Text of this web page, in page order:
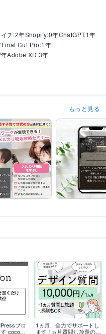
チ:2年Shopify:0年ChatGPT:1年
Final Cut Pro:1年
Adobe XD:3年
ッダー制作
もっと見る
ブロ
cocoon
1ヵ月、全力でサポートし
ます 1ヵ月質問し放題のサ